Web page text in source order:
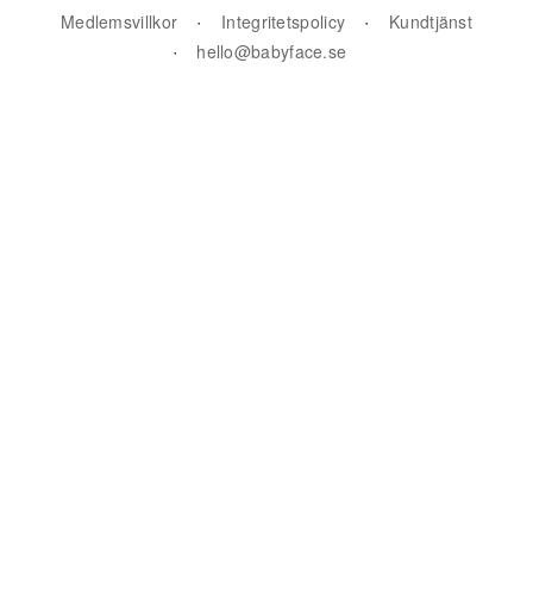
Medlemsvillkor · Integritetspolicy · Kundtjänst
· hello@babyface.se